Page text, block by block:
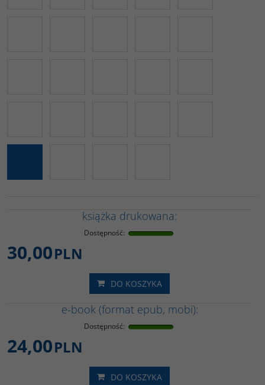
książka drukowana:
Dostępność:
30,00PLN
DO KOSZYKA
e-book (format epub, mobi):
Dostępność:
24,00PLN
DO KOSZYKA